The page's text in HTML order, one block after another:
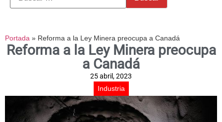
Portada » Reforma a la Ley Minera preocupa a Canadá
Reforma a la Ley Minera preocupa
a Canadá
25 abril, 2023
Industria